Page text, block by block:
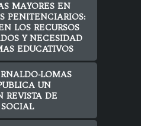
MAYORES EN
PENITENCIARIOS:
LOS RECURSOS
Y NECESIDAD
EDUCATIVOS
LOMAS
UN
REVISTA DE